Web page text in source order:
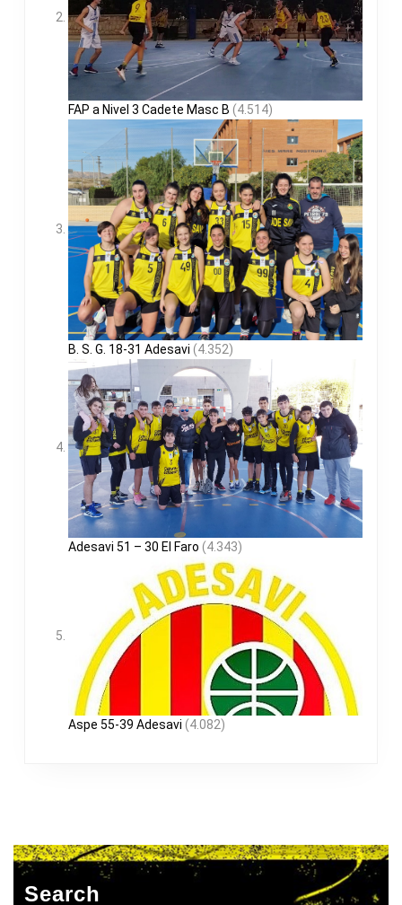
FAP a Nivel 3 Cadete Masc B (4.514)
B. S. G. 18-31 Adesavi (4.352)
Adesavi 51 – 30 El Faro (4.343)
Aspe 55-39 Adesavi (4.082)
Search